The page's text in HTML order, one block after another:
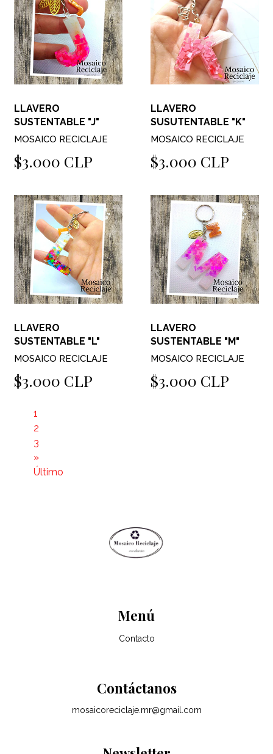
LLAVERO
SUSTENTABLE "J"
MOSAICO RECICLAJE
$3.000 CLP
LLAVERO
SUSUTENTABLE "K"
MOSAICO RECICLAJE
$3.000 CLP
LLAVERO
SUSTENTABLE "L"
MOSAICO RECICLAJE
$3.000 CLP
LLAVERO
SUSTENTABLE "M"
MOSAICO RECICLAJE
$3.000 CLP
1
2
3
»
Último
Menú
Contacto
Contáctanos
mosaicoreciclaje.mr@gmail.com